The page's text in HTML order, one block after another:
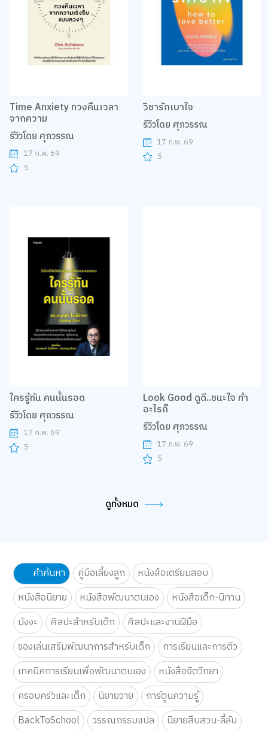
Time Anxiety ทวงคืนเวลา
จากความ
รีวิวโดย ศุภวรรณ
17 ก.พ. 69
5
วิชารักเบาใจ
รีวิวโดย ศุภวรรณ
17 ก.พ. 69
5
ใครรู้ทัน คนนั้นรอด
รีวิวโดย ศุภวรรณ
17 ก.พ. 69
5
Look Good ดูดี..ชนะใจ ทำ
อะไรก็
รีวิวโดย ศุภวรรณ
17 ก.พ. 69
5
ดูทั้งหมด
คำค้นหา คู่มือเลี้ยงลูก
หนังสือเตรียมสอบ
หนังสือนิยาย
หนังสือพัฒนาตนเอง
หนังสือเด็ก-นิทาน
มังงะ
ศิลปะสำหรับเด็ก
ศิลปะและงานฝีมือ
ของเล่นเสริมพัฒนาการสำหรับเด็ก
การเรียนและการติว
เทคนิคการเรียนเพื่อพัฒนาตนเอง
หนังสือจิตวิทยา
ครอบครัวและเด็ก
นิยายวาย
การ์ตูนความรู้
BackToSchool
วรรณกรรมแปล
นิยายสืบสวน-ลี้ลับ